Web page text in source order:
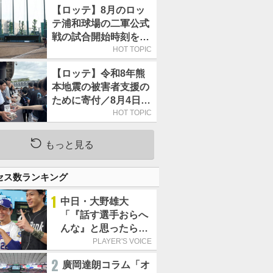
【ロッテ】8月のロッ
テ浦和球場の二軍公式
戦の試合開始時刻を午
前10時30分に変更HOT TOPIC
【ロッテ】令和8年熊
本地震の被害者支援の
ために寄付／8月4日に
は選手たちが募金箱を
HOT TOPIC
もっと見る
ス数ランキング
1 中日・大野雄大
「『話す選手おらへ
んな』と思ったら坂
本勇人が来た！」／
PLAYER'S VOICE
2 廣岡達朗コラム「オ